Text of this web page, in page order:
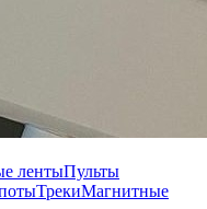
лентыПульты
ТрекиМагнитные